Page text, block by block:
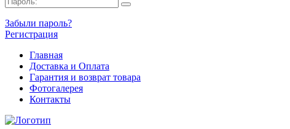
Забыли пароль?
Регистрация
Главная
Доставка и Оплата
Гарантия и возврат товара
Фотогалерея
Контакты